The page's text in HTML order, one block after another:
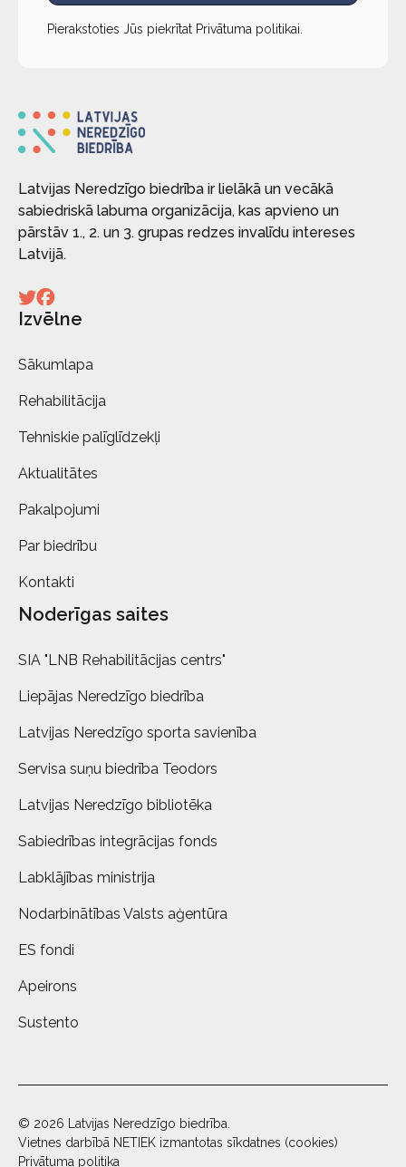
Pierakstoties Jūs piekrītat Privātuma politikai.
Latvijas Neredzīgo biedrība ir lielākā un vecākā
sabiedriskā labuma organizācija, kas apvieno un
pārstāv 1., 2. un 3. grupas redzes invalīdu intereses
Latvijā.
Izvēlne
Sākumlapa
Rehabilitācija
Tehniskie palīglīdzekļi
Aktualitātes
Pakalpojumi
Par biedrību
Kontakti
Noderīgas saites
SIA "LNB Rehabilitācijas centrs"
Liepājas Neredzīgo biedrība
Latvijas Neredzīgo sporta savienība
Servisa suņu biedrība Teodors
Latvijas Neredzīgo bibliotēka
Sabiedrības integrācijas fonds
Labklājības ministrija
Nodarbinātības Valsts aģentūra
ES fondi
Apeirons
Sustento
© 2026 Latvijas Neredzīgo biedrība.
Vietnes darbībā NETIEK izmantotas sīkdatnes (cookies)
Privātuma politika